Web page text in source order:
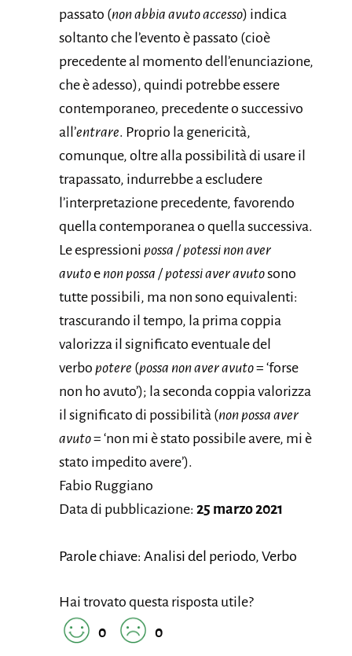
passato (non abbia avuto accesso) indica
soltanto che l’evento è passato (cioè
precedente al momento dell’enunciazione,
che è adesso), quindi potrebbe essere
contemporaneo, precedente o successivo
all’entrare. Proprio la genericità,
comunque, oltre alla possibilità di usare il
trapassato, indurrebbe a escludere
l’interpretazione precedente, favorendo
quella contemporanea o quella successiva.
Le espressioni possa / potessi non aver
avutoe non possa / potessi aver avutosono
tutte possibili, ma non sono equivalenti:
trascurando il tempo, la prima coppia
valorizza il significato eventuale del
verbo potere (possa non aver avuto= ‘forse
non ho avuto’); la seconda coppia valorizza
il significato di possibilità (non possa aver
avuto= ‘non mi è stato possibile avere, mi è
stato impedito avere’).
Fabio Ruggiano
Data di pubblicazione: 25 marzo 2021
Parole chiave: Analisi del periodo, Verbo
Hai trovato questa risposta utile?
0
0